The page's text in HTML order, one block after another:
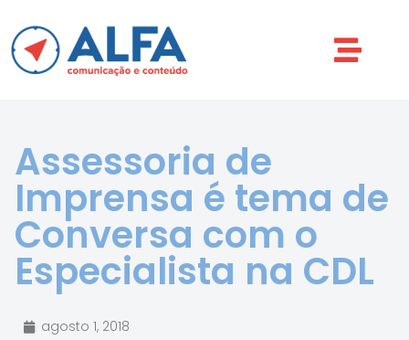
Assessoria de
Imprensa é tema de
Conversa com o
Especialista na CDL
agosto 1, 2018